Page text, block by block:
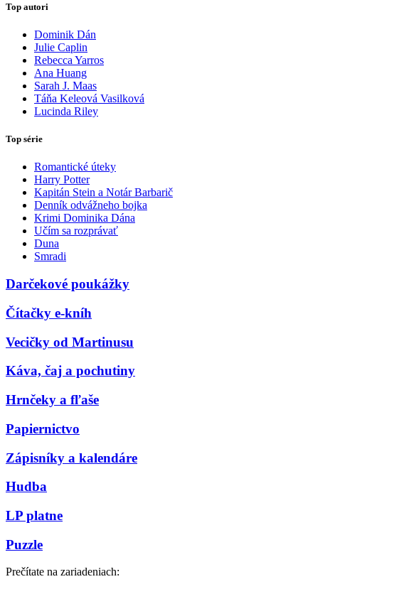
Top autori
Dominik Dán
Julie Caplin
Rebecca Yarros
Ana Huang
Sarah J. Maas
Táňa Keleová Vasilková
Lucinda Riley
Top série
Romantické úteky
Harry Potter
Kapitán Stein a Notár Barbarič
Denník odvážneho bojka
Krimi Dominika Dána
Učím sa rozprávať
Duna
Smradi
Darčekové poukážky
Čítačky e-kníh
Vecičky od Martinusu
Káva, čaj a pochutiny
Hrnčeky a fľaše
Papiernictvo
Zápisníky a kalendáre
Hudba
LP platne
Puzzle
Prečítate na zariadeniach: